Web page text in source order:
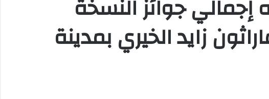
إجمالي جوائز النسخة
زايد الخيري بمدينة